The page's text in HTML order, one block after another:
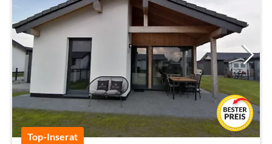
Top-Inserat